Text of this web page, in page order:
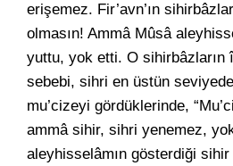
erişemez. Fir’avn’ın
olmasın! Ammâ Mûsâ
yuttu, yok etti. O sihirbâzların
sebebi, sihri en üstün
mu’cizeyi gördüklerinde,
ammâ sihir, sihri yenemez,
aleyhisselâmın gösterdiği sihir